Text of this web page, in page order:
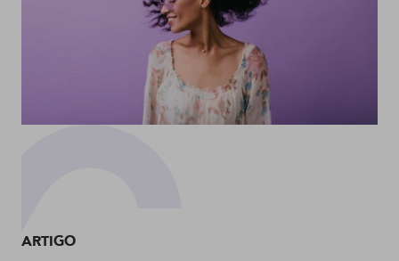
ARTIGO